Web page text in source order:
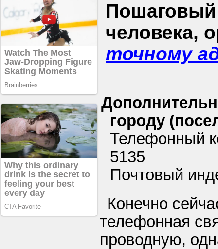
Пошаговый
человека,
точному
городу
Телефонный
5135
Почтовый
Конечно
телефонная
проводную,